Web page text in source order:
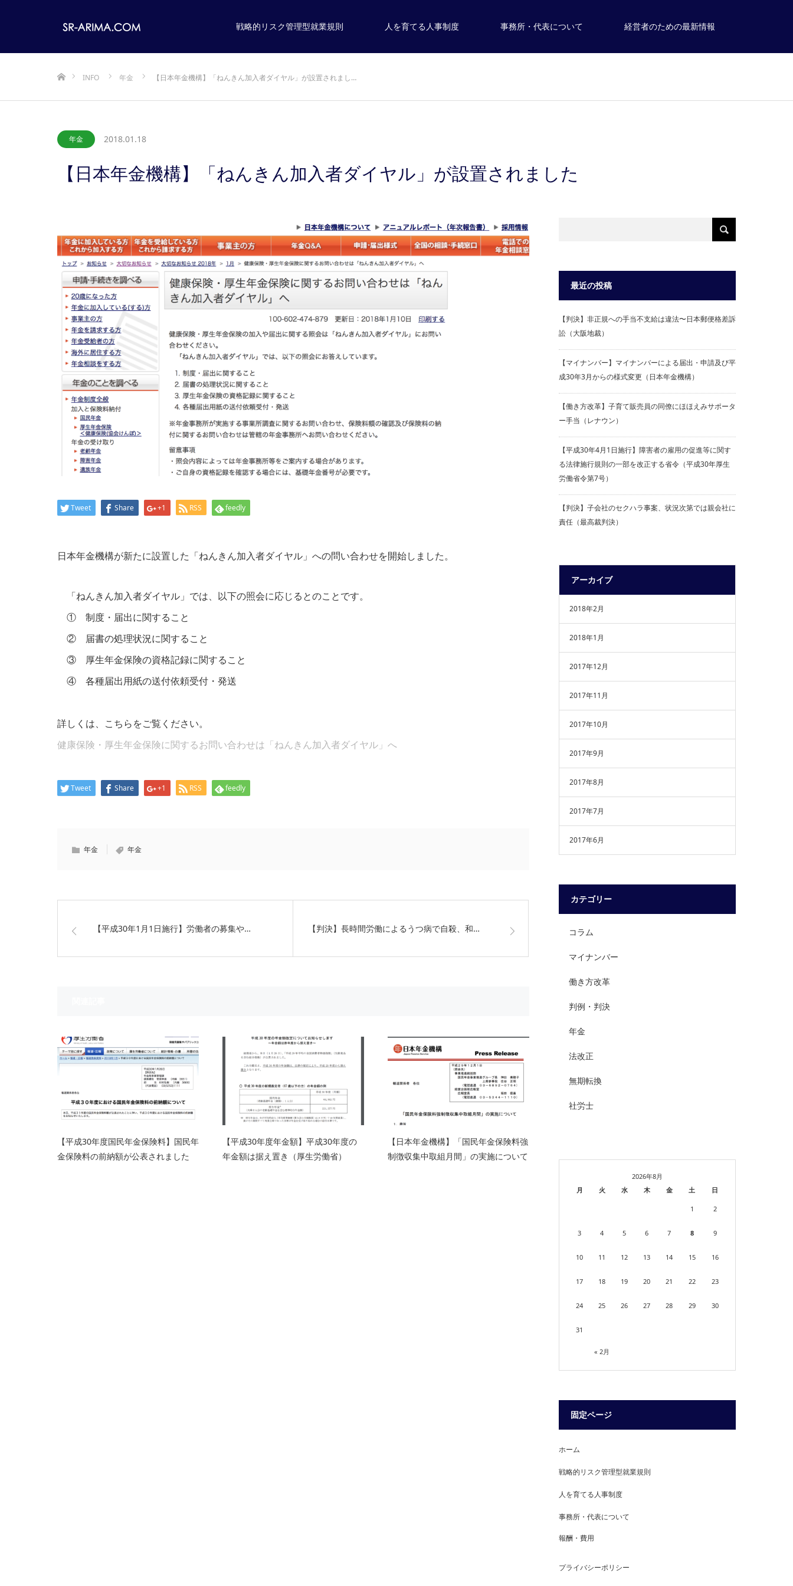
戦略的リスク管理型就業規則 人を育てる人事制度 事務所・代表について 経営者のための最新情報
INFO
年金 【日本年金機構】「ねんきん加入者ダイヤル」が設置されまし…
年金 2018.01.18
【日本年金機構】「ねんきん加入者ダイヤル」が設置されました
Tweet Share +1 RSS feedly
日本年金機構が新たに設置した「ねんきん加入者ダイヤル」への問い合わせを開始しました。
「ねんきん加入者ダイヤル」では、以下の照会に応じるとのことです。
① 制度・届出に関すること
② 届書の処理状況に関すること
③ 厚生年金保険の資格記録に関すること
④ 各種届出用紙の送付依頼受付・発送
詳しくは、こちらをご覧ください。
健康保険・厚生年金保険に関するお問い合わせは「ねんきん加入者ダイヤル」へ
Tweet Share +1 RSS feedly
年金 年金
【平成30年1月1日施行】労働者の募集や… 【判決】長時間労働によるうつ病で自殺、和…
【平成30年度国民年金保険料】国民年
金保険料の前納額が公表されました
【平成30年度年金額】平成30年度の
年金額は据え置き（厚生労働省）
【日本年金機構】「国民年金保険料強
制徴収集中取組月間」の実施について
最近の投稿
【判決】非正規への手当不支給は違法〜日本郵便格差訴
訟（大阪地裁）
【マイナンバー】マイナンバーによる届出・申請及び平
成30年3月からの様式変更（日本年金機構）
【働き方改革】子育て販売員の同僚にほほえみサポータ
ー手当（レナウン）
【平成30年4月1日施行】障害者の雇用の促進等に関す
る法律施行規則の一部を改正する省令（平成30年厚生
労働省令第7号）
【判決】子会社のセクハラ事案、状況次第では親会社に
責任（最高裁判決）
アーカイブ
2018年2月
2018年1月
2017年12月
2017年11月
2017年10月
2017年9月
2017年8月
2017年7月
2017年6月
カテゴリー
コラム
マイナンバー
働き方改革
判例・判決
年金
法改正
無期転換
社労士
2026年8月
月
火 水 木 金 土 日
« 2月
1 2
3 4 5 6 7 8 9
10 11 12 13 14 15 16
17 18 19 20 21 22 23
24 25 26 27 28 29 30
31
固定ページ
ホーム
戦略的リスク管理型就業規則
人を育てる人事制度
事務所・代表について
報酬・費用
プライバシーポリシー